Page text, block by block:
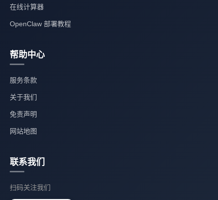
在线计算器
OpenClaw 部署教程
帮助中心
服务条款
关于我们
免责声明
网站地图
联系我们
扫码关注我们